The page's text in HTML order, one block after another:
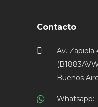
Contacto
Av. Zapiola
Buenos
Whatsapp: